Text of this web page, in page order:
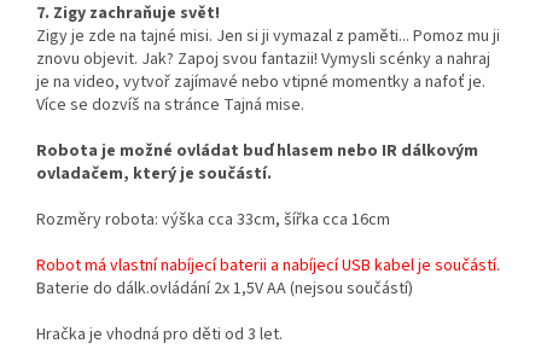
7. Zigy zachraňuje svět!
Zigy je zde na tajné misi. Jen si ji vymazal z paměti... Pomoz mu ji
znovu objevit. Jak? Zapoj svou fantazii! Vymysli scénky a nahraj
je na video, vytvoř zajímavé nebo vtipné momentky a nafoť je.
Více se dozvíš na stránce Tajná mise.
Robota je možné ovládat buď hlasem nebo IR dálkovým
ovladačem, který je součástí.
Rozměry robota: výška cca 33cm, šířka cca 16cm
Robot má vlastní nabíjecí baterii a nabíjecí USB kabel je součástí.
Baterie do dálk.ovládání 2x 1,5V AA (nejsou součástí)
Hračka je vhodná pro děti od 3 let.